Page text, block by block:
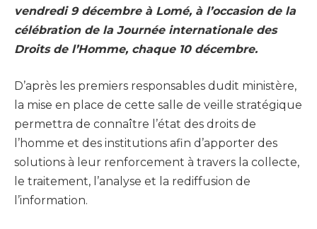
vendredi 9 décembre à Lomé, à l’occasion de la
célébration de la Journée internationale des
Droits de l’Homme, chaque 10 décembre.
D’après les premiers responsables dudit ministère,
la mise en place de cette salle de veille stratégique
permettra de connaître l’état des droits de
l’homme et des institutions afin d’apporter des
solutions à leur renforcement à travers la collecte,
le traitement, l’analyse et la rediffusion de
l’information.